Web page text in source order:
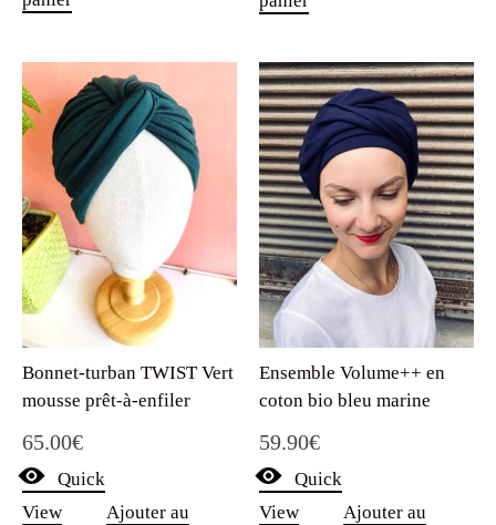
Bonnet-turban TWIST Vert
mousse prêt-à-enfiler
65.00€
Quick
View
Ajouter au
Ensemble Volume++ en
coton bio bleu marine
59.90€
Quick
View
Ajouter au